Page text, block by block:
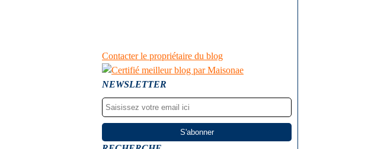
Contacter le propriétaire du blog
NEWSLETTER